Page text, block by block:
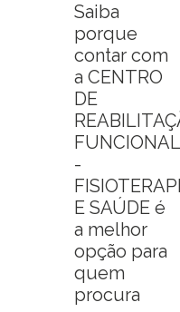
Saiba
porque
contar com
a CENTRO
DE
FUNCIONAL
-
E SAÚDE é
a melhor
opção para
quem
procura